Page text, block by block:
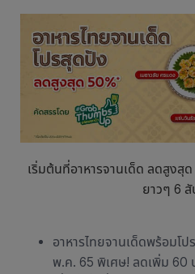
เริ่มต้นที่อาหารจานเด็ด ลดสูง
ยาวๆ 6
อาหารไทยจานเด็ดพร้อมโ
พ.ค. 65 พิเศษ! ลดเพิ่ม 60